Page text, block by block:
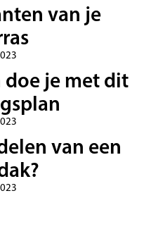
van je
je met dit
van een